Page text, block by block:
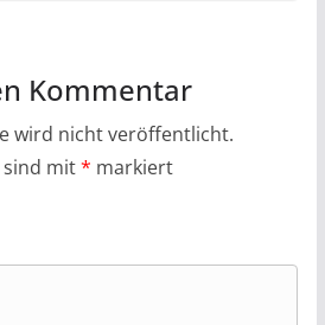
Kommentar
wird nicht veröffentlicht.
sind mit* markiert